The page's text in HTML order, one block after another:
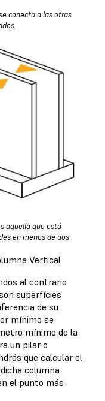
conecta a las otras
aquella que está
en menos de dos
Vertical
al contrario
superfícies
de su
mínimo se
mínimo de la
un pilar o
que calcular el
columna
el punto más